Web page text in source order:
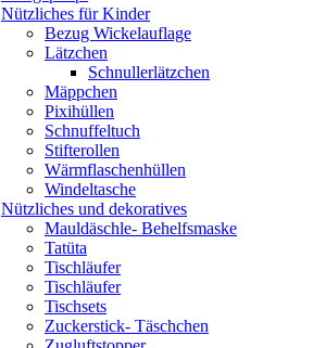
Nützliches für Kinder
Bezug Wickelauflage
Lätzchen
Schnullerlätzchen
Mäppchen
Pixihüllen
Schnuffeltuch
Stifterollen
Wärmflaschenhüllen
Windeltasche
Nützliches und dekoratives
Mauldäschle- Behelfsmaske
Tatüta
Tischläufer
Tischläufer
Tischsets
Zuckerstick- Täschchen